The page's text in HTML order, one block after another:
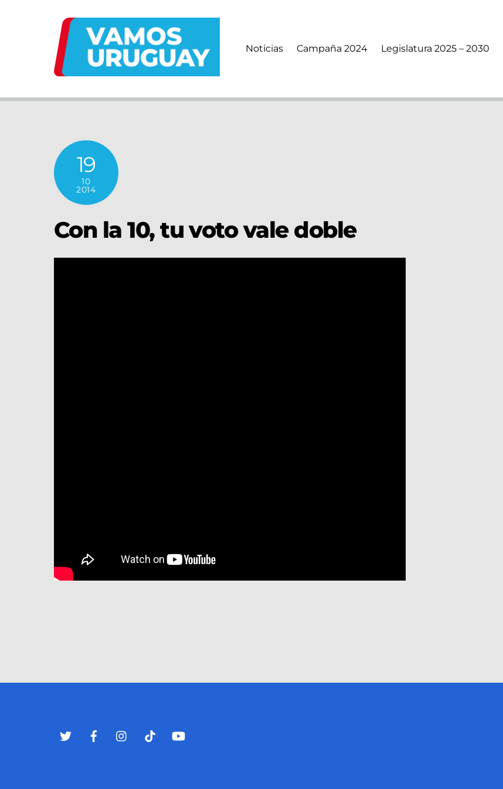
Noticias
Campaña 2024 Legislatura 2025 – 2030
19
10
2014
Con la 10, tu voto vale doble